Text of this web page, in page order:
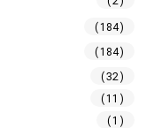
(184)
(184)
(32)
(11)
(1)